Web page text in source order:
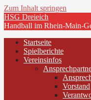
Zum Inhalt springen
HSG Dreieich
Handball im Rhein-Main-
Startseite
Spielberichte
Vereinsinfos
Vorstand